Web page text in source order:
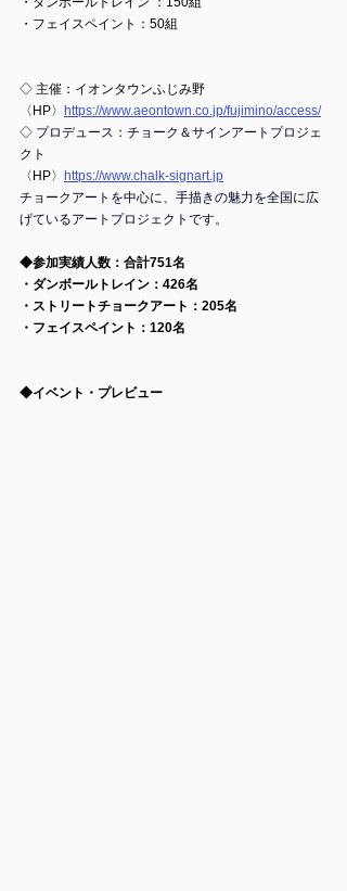
・フェイスペイント：50組
◇ 主催：イオンタウンふじみ野
〈HP〉
https://www.aeontown.co.jp/fujimino/access/
◇ プロデュース：チョーク＆サインアートプロジェ
クト
〈HP〉
https://www.chalk-signart.jp
チョークアートを中心に、手描きの魅力を全国に広
げているアートプロジェクトです。
◆参加実績人数：合計751名
・ダンボールトレイン：426名
・ストリートチョークアート：205名
・フェイスペイント：120名
◆イベント・プレビュー